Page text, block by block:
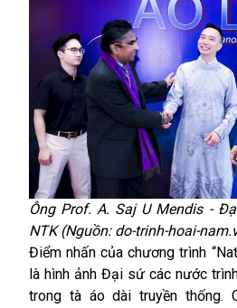
Ông Prof. A. Saj U Mendis -
NTK (Nguồn: do-trinh-hoai-
Điểm nhấn của chương trình
là hình ảnh Đại sứ các nước
trong tà áo dài truyền thống.